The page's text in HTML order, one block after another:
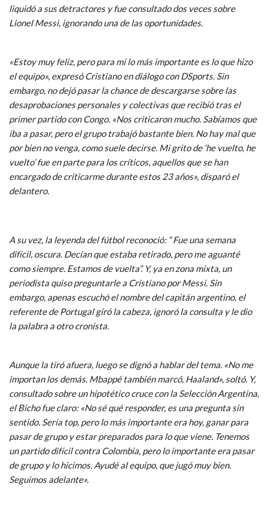
liquidó a sus detractores y fue consultado dos veces sobre
Lionel Messi, ignorando una de las oportunidades.
«Estoy muy feliz, pero para mí lo más importante es lo que hizo
el equipo», expresó Cristiano en diálogo con DSports. Sin
embargo, no dejó pasar la chance de descargarse sobre las
desaprobaciones personales y colectivas que recibió tras el
primer partido con Congo. «Nos criticaron mucho. Sabíamos que
iba a pasar, pero el grupo trabajó bastante bien. No hay mal que
por bien no venga, como suele decirse. Mi grito de ‘he vuelto, he
vuelto’ fue en parte para los críticos, aquellos que se han
encargado de criticarme durante estos 23 años», disparó el
delantero.
A su vez, la leyenda del fútbol reconoció: “ Fue una semana
difícil, oscura. Decían que estaba retirado, pero me aguanté
como siempre. Estamos de vuelta”. Y, ya en zona mixta, un
periodista quiso preguntarle a Cristiano por Messi. Sin
embargo, apenas escuchó el nombre del capitán argentino, el
referente de Portugal giró la cabeza, ignoró la consulta y le dio
la palabra a otro cronista.
Aunque la tiró afuera, luego se dignó a hablar del tema. «No me
importan los demás. Mbappé también marcó, Haaland», soltó. Y,
consultado sobre un hipotético cruce con la Selección Argentina,
el Bicho fue claro: «No sé qué responder, es una pregunta sin
sentido. Sería top, pero lo más importante era hoy, ganar para
pasar de grupo y estar preparados para lo que viene. Tenemos
un partido difícil contra Colombia, pero lo importante era pasar
de grupo y lo hicimos. Ayudé al equipo, que jugó muy bien.
Seguimos adelante».